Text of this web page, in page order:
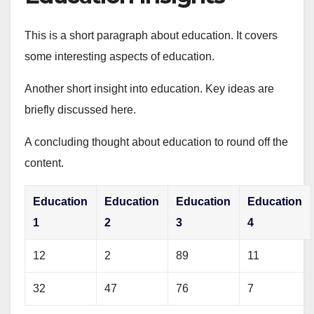
This is a short paragraph about education. It covers
some interesting aspects of education.
Another short insight into education. Key ideas are
briefly discussed here.
A concluding thought about education to round off the
content.
Education
1
Education
2
Education
3
Education
4
12 2 89 11
32 47 76 7